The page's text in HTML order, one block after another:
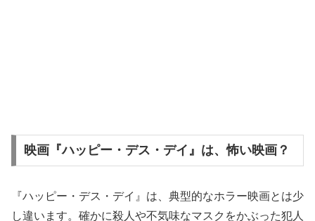
映画『ハッピー・デス・デイ』は、怖い映画？
『ハッピー・デス・デイ』は、典型的なホラー映画とは少
し違います。確かに殺人や不気味なマスクをかぶった犯人